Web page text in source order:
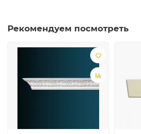
Рекомендуем посмотреть